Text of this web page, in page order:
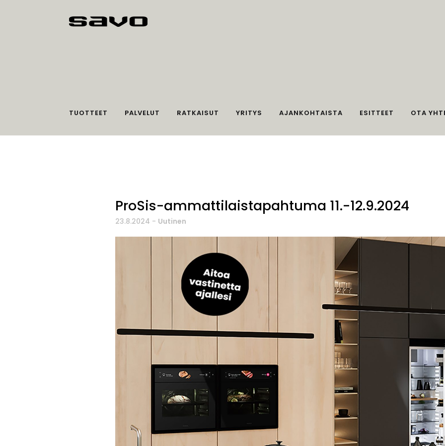
TUOTTEET PALVELUT RATKAISUT YRITYS AJANKOHTAISTA ESITTEET OTA
ProSis-ammattilaistapahtuma 11.-12.9.2024
23.8.2024 - Uutinen